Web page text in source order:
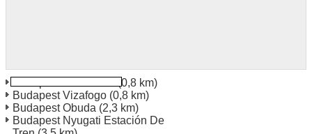
Budapest North Pest(0,8 km)
Budapest Vizafogo (0,8 km)
Budapest Obuda (2,3 km)
Budapest Nyugati Estación De